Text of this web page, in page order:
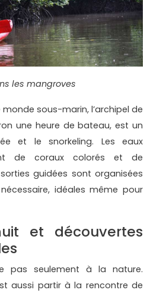
les mangroves
sous-marin, l’archipel de
une heure de bateau, est un
et le snorkeling. Les eaux
de coraux colorés et de
guidées sont organisées
idéales même pour
et découvertes
pas seulement à la nature.
aussi partir à la rencontre de